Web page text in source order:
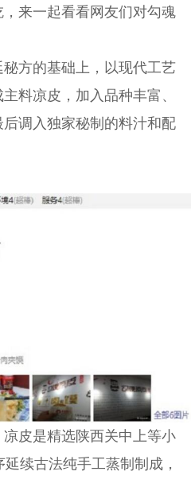
来一起看看网友们对勾魂
方的基础上，以现代工艺
料凉皮，加入品种丰富、
调入独家秘制的料汁和配
皮是精选陕西关中上等小
续古法纯手工蒸制制成，